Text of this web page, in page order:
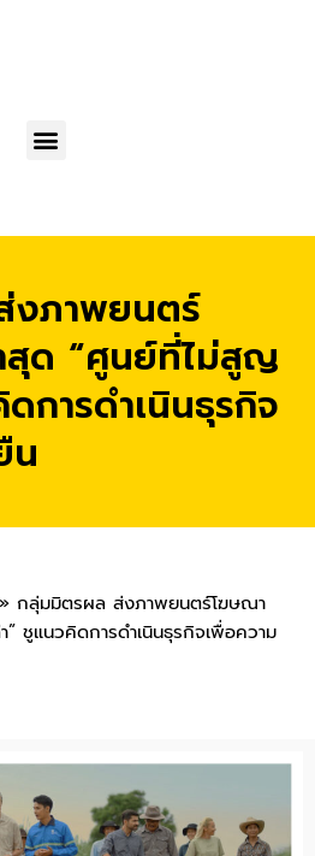
Menu
งภาพยนตร์
สุด “ศูนย์ที่ไม่สูญ
การดำเนินธุรกิจ
น
» กลุ่มมิตรผล ส่งภาพยนตร์โฆษณา
ชูแนวคิดการดำเนินธุรกิจเพื่อความ